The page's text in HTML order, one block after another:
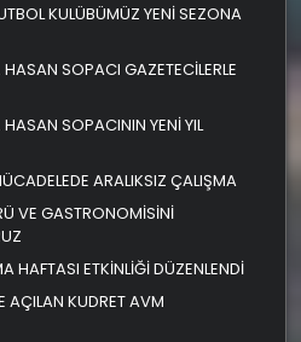
KULÜBÜMÜZ YENİ SEZONA
SOPACI GAZETECİLERLE
SOPACININ YENİ YIL
ARALIKSIZ ÇALIŞMA
VE GASTRONOMİSİNİ
HAFTASI ETKİNLİĞİ DÜZENLENDİ
AÇILAN KUDRET AVM